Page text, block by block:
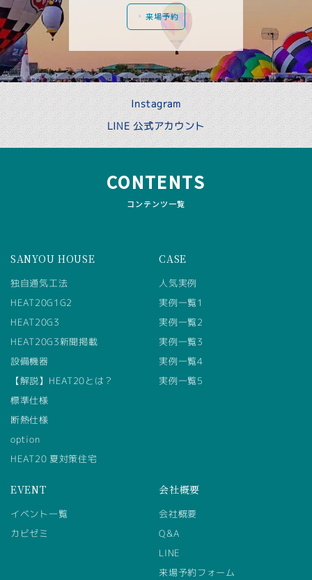
来場予約
Instagram
LINE 公式アカウント
CONTENTS
コンテンツ一覧
SANYOU HOUSE
独自通気工法
HEAT20G1G2
HEAT20G3
HEAT20G3新聞掲載
設備機器
【解説】HEAT20とは？
標準仕様
断熱仕様
option
HEAT20 夏対策住宅
CASE
人気実例
実例一覧1
実例一覧2
実例一覧3
実例一覧4
実例一覧5
EVENT
イベント一覧
カビゼミ
会社概要
会社概要
Q&A
LINE
来場予約フォーム